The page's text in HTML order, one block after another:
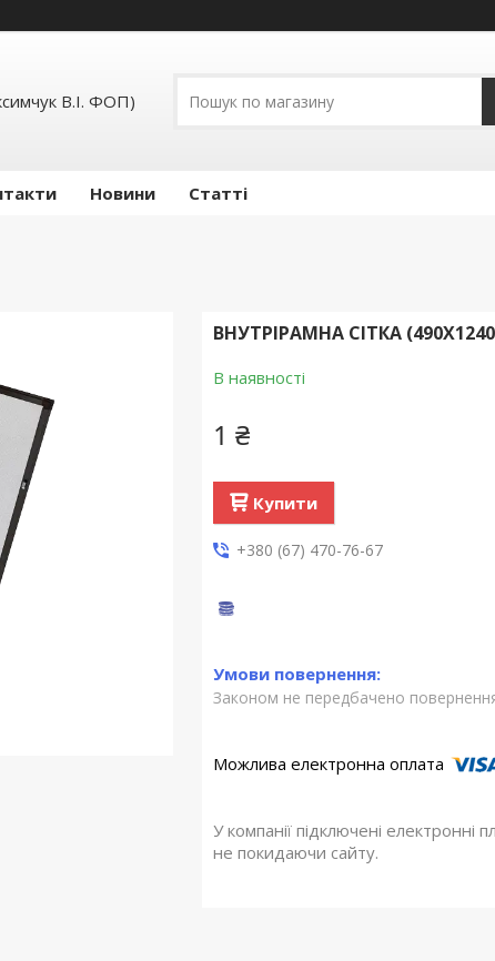
В.І. ФОП)
Новини Статті
ВНУТРІРАМНА СІТКА
В наявності
1 ₴
Купити
+380 (67) 470-76-67
Законом не передбачено
У компанії підключені
не покидаючи сайту.